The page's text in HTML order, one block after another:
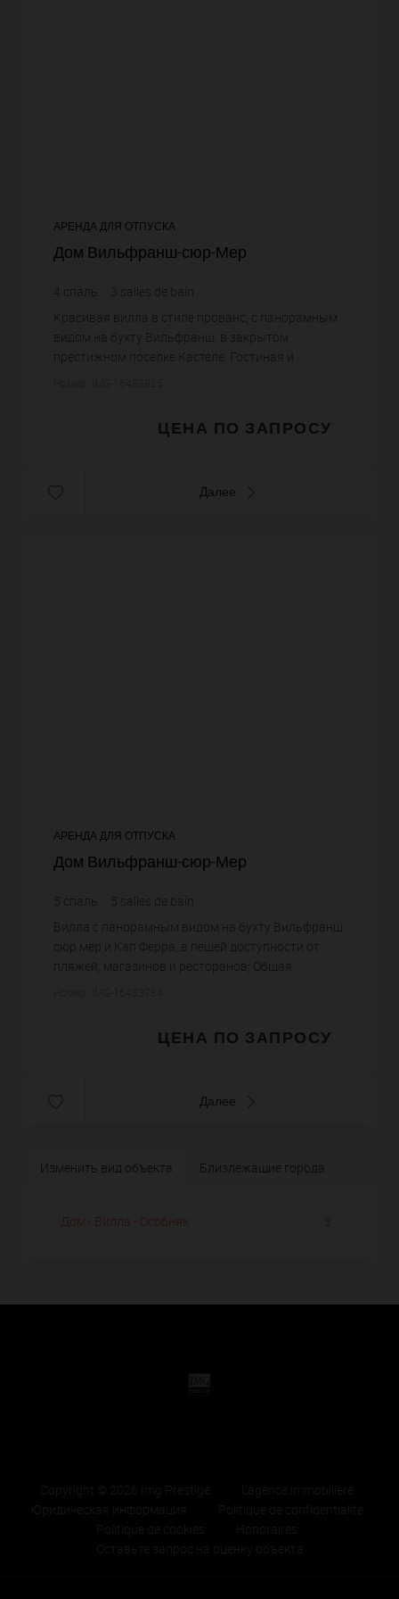
АРЕНДА ДЛЯ ОТПУСКА
Дом Вильфранш-сюр-Мер
4 спаль. 3 salles de bain
Красивая вилла в стиле прованс, с панорамным
видом на бухту Вильфранш, в закрытом
престижном поселке Кастеле. Гостиная и
ЦЕНА ПО ЗАПРОСУ
Далее
АРЕНДА ДЛЯ ОТПУСКА
Дом Вильфранш-сюр-Мер
5 спаль. 5 salles de bain
Вилла с панорамным видом на бухту Вильфранш
сюр мер и Кап Ферра, в пешей доступности от
пляжей, магазинов и ресторанов; Общая
ЦЕНА ПО ЗАПРОСУ
Далее
Изменить вид объекта Близлежащие города
Дом - Вилла - Особняк